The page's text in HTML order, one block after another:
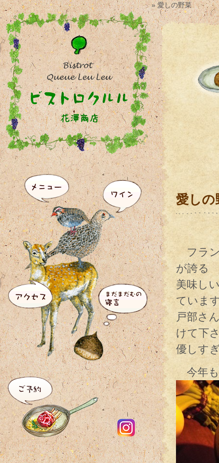
» 愛しの野菜
愛しの
フラン
が誇る
美味し
ていま
戸部さ
けて下
優しす
今年も